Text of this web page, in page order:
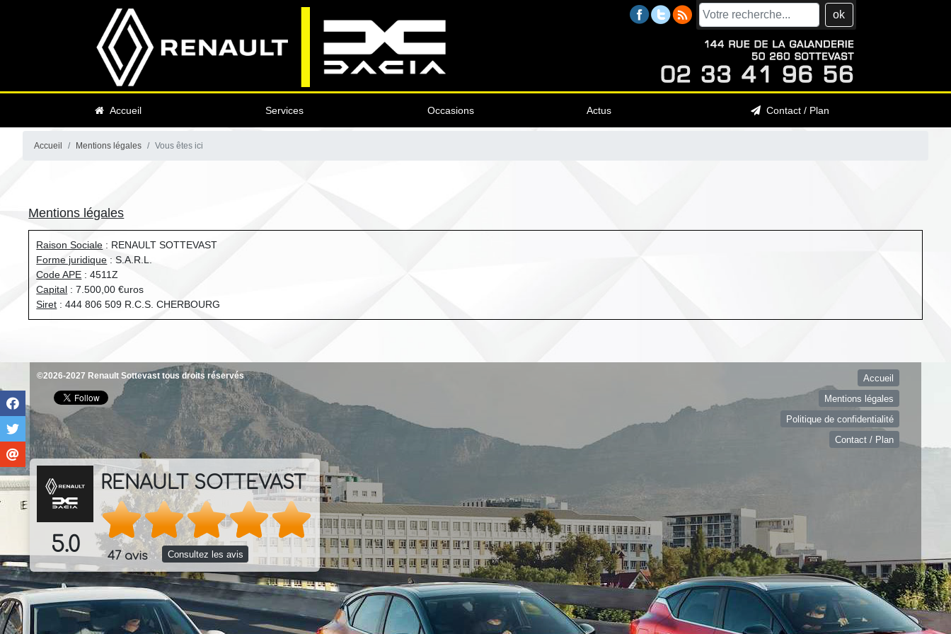
Accueil Services Occasions Actus Contact / Plan
ok
Accueil Mentions légales Vous êtes ici
Mentions légales
Raison Sociale : RENAULT SOTTEVAST
Forme juridique : S.A.R.L.
Code APE : 4511Z
Capital : 7.500,00 €uros
Siret : 444 806 509 R.C.S. CHERBOURG
©2026-2027 Renault Sottevast tous droits réservés
Accueil
Mentions légales
Politique de confidentialité
Contact / Plan
5.0
RENAULT SOTTEVAST
47 avis Consultez les avis